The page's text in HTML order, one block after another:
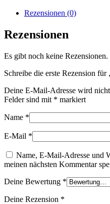
Rezensionen (0)
Rezensionen
Es gibt noch keine Rezensionen.
Schreibe die erste Rezension für
Deine E-Mail-Adresse wird
Felder sind mit * markiert
Name *
E-Mail *
Name, E-Mail-Adresse und
meinen nächsten Kommentar
Deine Bewertung *
Deine Rezension *